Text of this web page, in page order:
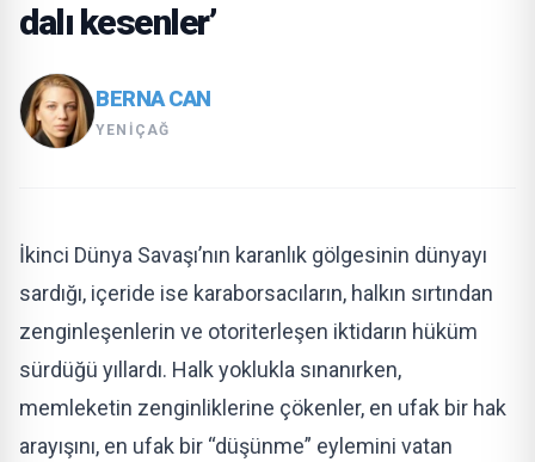
dalı kesenler’
BERNA CAN
YENIÇAĞ
İkinci Dünya Savaşı’nın karanlık gölgesinin dünyayı
sardığı, içeride ise karaborsacıların, halkın sırtından
zenginleşenlerin ve otoriterleşen iktidarın hüküm
sürdüğü yıllardı. Halk yoklukla sınanırken,
memleketin zenginliklerine çökenler, en ufak bir hak
arayışını, en ufak bir “düşünme” eylemini vatan